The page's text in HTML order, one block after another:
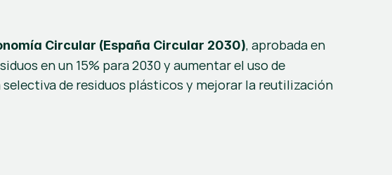
Circular (España Circular 2030), aprobada en
en un 15% para 2030 y aumentar el uso de
de residuos plásticos y mejorar la reutilización